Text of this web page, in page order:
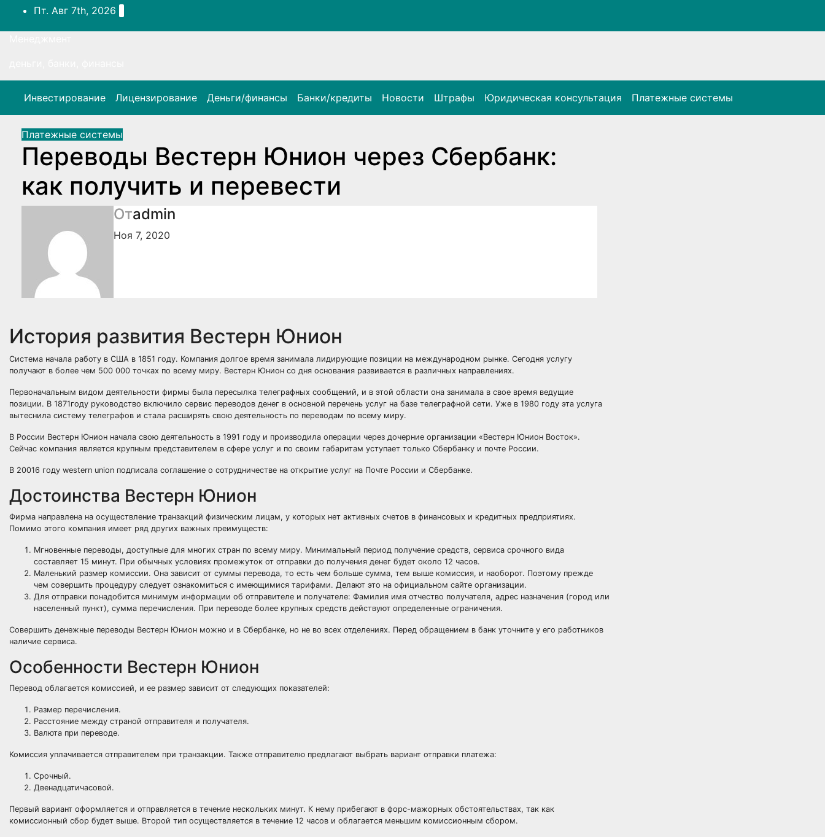
ПерейтиПт. Авг 7th, 2026
Инвестирование Лицензирование Деньги/финансы Банки/кредиты Новости Штрафы Юридическая консультация Платежные системы
Платежные системы
Переводы Вестерн Юнион через Сбербанк:
как получить и перевести
Отadmin
Ноя 7, 2020
История развития Вестерн Юнион
Система начала работу в США в 1851 году. Компания долгое время занимала лидирующие позиции на международном рынке. Сегодня услугу
получают в более чем 500 000 точках по всему миру. Вестерн Юнион со дня основания развивается в различных направлениях.
Первоначальным видом деятельности фирмы была пересылка телеграфных сообщений, и в этой области она занимала в свое время ведущие
позиции. В 1871году руководство включило сервис переводов денег в основной перечень услуг на базе телеграфной сети. Уже в 1980 году эта услуга
вытеснила систему телеграфов и стала расширять свою деятельность по переводам по всему миру.
В России Вестерн Юнион начала свою деятельность в 1991 году и производила операции через дочерние организации «Вестерн Юнион Восток».
Сейчас компания является крупным представителем в сфере услуг и по своим габаритам уступает только Сбербанку и почте России.
В 20016 году western union подписала соглашение о сотрудничестве на открытие услуг на Почте России и Сбербанке.
Достоинства Вестерн Юнион
Фирма направлена на осуществление транзакций физическим лицам, у которых нет активных счетов в финансовых и кредитных предприятиях.
Помимо этого компания имеет ряд других важных преимуществ:
Мгновенные переводы, доступные для многих стран по всему миру. Минимальный период получение средств, сервиса срочного вида
составляет 15 минут. При обычных условиях промежуток от отправки до получения денег будет около 12 часов.
Маленький размер комиссии. Она зависит от суммы перевода, то есть чем больше сумма, тем выше комиссия, и наоборот. Поэтому прежде
чем совершить процедуру следует ознакомиться с имеющимися тарифами. Делают это на официальном сайте организации.
Для отправки понадобится минимум информации об отправителе и получателе: Фамилия имя отчество получателя, адрес назначения (город или
населенный пункт), сумма перечисления. При переводе более крупных средств действуют определенные ограничения.
Совершить денежные переводы Вестерн Юнион можно и в Сбербанке, но не во всех отделениях. Перед обращением в банк уточните у его работников
наличие сервиса.
Особенности Вестерн Юнион
Перевод облагается комиссией, и ее размер зависит от следующих показателей:
Размер перечисления.
Расстояние между страной отправителя и получателя.
Валюта при переводе.
Комиссия уплачивается отправителем при транзакции. Также отправителю предлагают выбрать вариант отправки платежа:
Срочный.
Двенадцатичасовой.
Первый вариант оформляется и отправляется в течение нескольких минут. К нему прибегают в форс-мажорных обстоятельствах, так как
комиссионный сбор будет выше. Второй тип осуществляется в течение 12 часов и облагается меньшим комиссионным сбором.